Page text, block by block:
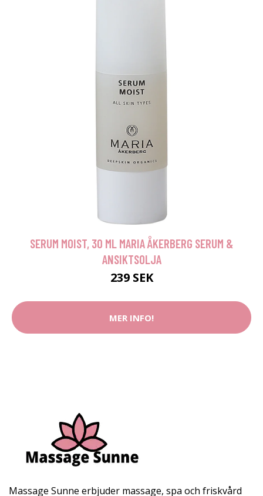
SERUM MOIST, 30 ML MARIA ÅKERBERG SERUM &
ANSIKTSOLJA
239 SEK
MER INFO!
Massage Sunne erbjuder massage, spa och friskvård